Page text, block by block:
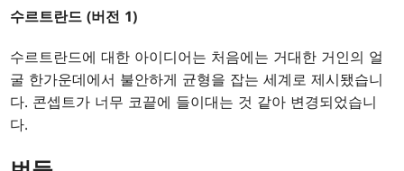
수르트란드 (버전 1)
수르트란드에 대한 아이디어는 처음에는 거대한 거인의 얼
굴 한가운데에서 불안하게 균형을 잡는 세계로 제시됐습니
다. 콘셉트가 너무 코끝에 들이대는 것 같아 변경되었습니
다.